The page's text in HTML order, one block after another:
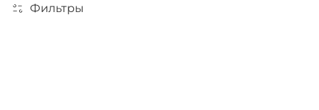
Фильтры